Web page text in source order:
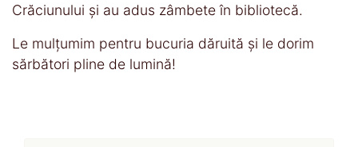
Crăciunului și au adus zâmbete în bibliotecă.
Le mulțumim pentru bucuria dăruită și le dorim
sărbători pline de lumină!